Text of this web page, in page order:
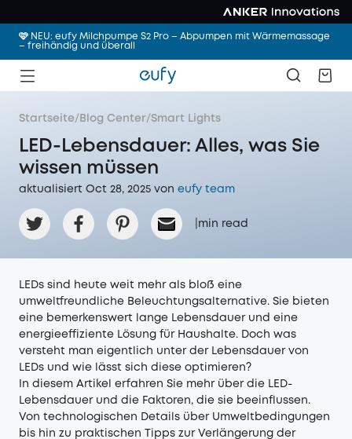
🩷 NEU: eufy Milchpumpe S2 Pro – Abpumpen mit Wärmemassage
– freihändig und überall
Startseite/ Blog Center/Smart Lights
LED-Lebensdauer: Alles, was Sie
wissen müssen
aktualisiert Oct 28, 2025 von eufy team
min read
LEDs sind heute weit mehr als bloß eine
umweltfreundliche Beleuchtungsalternative. Sie bieten
eine bemerkenswert lange Lebensdauer und eine
energieeffiziente Lösung für Haushalte. Doch was
versteht man eigentlich unter der Lebensdauer von
LEDs und wie lässt sich diese optimieren?
In diesem Artikel erfahren Sie mehr über die LED-
Lebensdauer und die Faktoren, die sie beeinflussen.
Von technologischen Details über Umweltbedingungen
bis hin zu praktischen Tipps zur Verlängerung der